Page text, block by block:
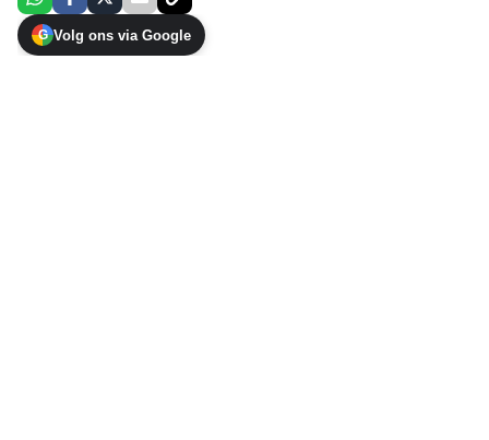
G Volg ons via Google